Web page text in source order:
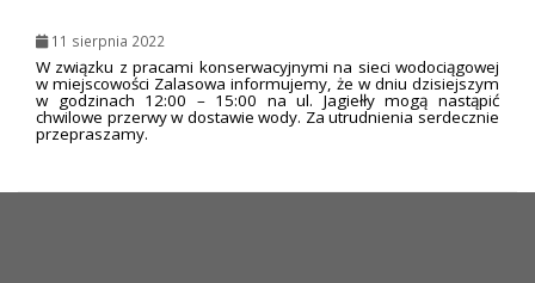
11 sierpnia 2022
W związku z pracami konserwacyjnymi na sieci wodociągowej
w miejscowości Zalasowa informujemy, że w dniu dzisiejszym
w godzinach 12:00 – 15:00 na ul. Jagiełły mogą nastąpić
chwilowe przerwy w dostawie wody. Za utrudnienia serdecznie
przepraszamy.